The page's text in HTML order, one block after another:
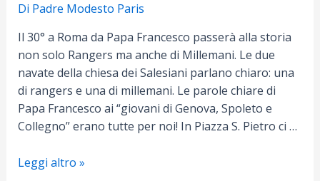
Di Padre Modesto Paris
Il 30° a Roma da Papa Francesco passerà alla storia
non solo Rangers ma anche di Millemani. Le due
navate della chiesa dei Salesiani parlano chiaro: una
di rangers e una di millemani. Le parole chiare di
Papa Francesco ai “giovani di Genova, Spoleto e
Collegno” erano tutte per noi! In Piazza S. Pietro ci …
30°
Leggi altro »